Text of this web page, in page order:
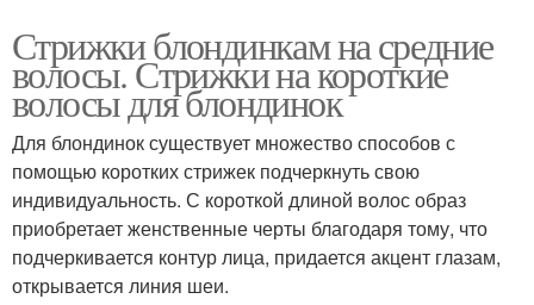
Стрижки блондинкам на средние
волосы. Стрижки на короткие
волосы для блондинок
Для блондинок существует множество способов с
помощью коротких стрижек подчеркнуть свою
индивидуальность. С короткой длиной волос образ
приобретает женственные черты благодаря тому, что
подчеркивается контур лица, придается акцент глазам,
открывается линия шеи.